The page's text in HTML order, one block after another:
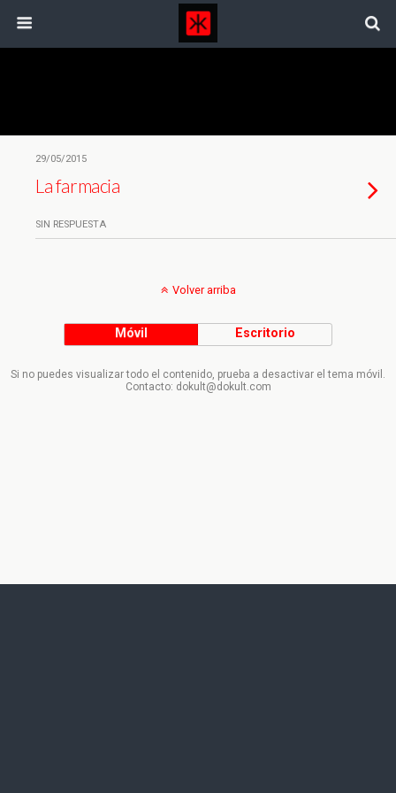
29/05/2015
La farmacia
SIN RESPUESTA
Volver arriba
Móvil Escritorio
Si no puedes visualizar todo el contenido, prueba a desactivar el tema móvil.
Contacto: dokult@dokult.com